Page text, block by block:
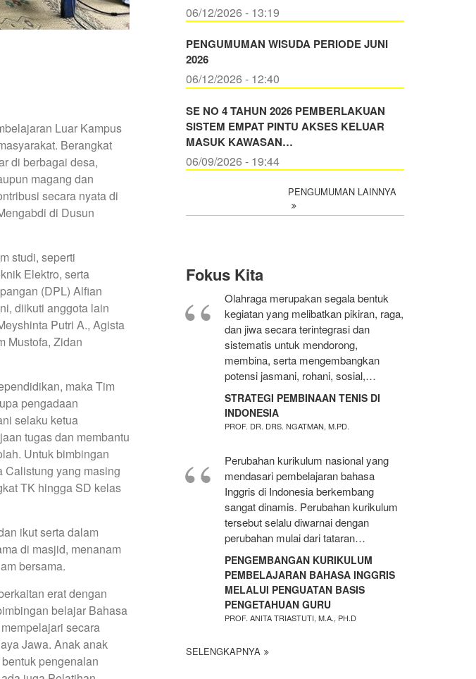
Luar Kampus
Berangkat
di berbagai desa,
magang dan
secara nyata di
di Dusun
studi, seperti
Elektro, serta
(DPL) Alfian
diikuti anggota lain
Putri A., Agista
Mustofa, Zidan
maka Tim
pengadaan
selaku ketua
tugas dan membantu
Untuk bimbingan
Calistung yang masing
TK hingga SD kelas
ikut serta dalam
di masjid, menanam
bersama.
erat dengan
belajar Bahasa
secara
Jawa. Anak anak
pengenalan
06/12/2026 - 13:19
PENGUMUMAN WISUDA PERIODE JUNI
2026
06/12/2026 - 12:40
SE NO 4 TAHUN 2026 PEMBERLAKUAN
SISTEM EMPAT PINTU AKSES KELUAR
MASUK KAWASAN…
06/09/2026 - 19:44
PENGUMUMAN LAINNYA
Fokus Kita
Olahraga merupakan segala bentuk
kegiatan yang melibatkan pikiran, raga,
dan jiwa secara terintegrasi dan
sistematis untuk mendorong,
membina, serta mengembangkan
potensi jasmani, rohani, sosial,…
STRATEGI PEMBINAAN TENIS DI
INDONESIA
PROF. DR. DRS. NGATMAN, M.PD.
Perubahan kurikulum nasional yang
mendasari pembelajaran bahasa
Inggris di Indonesia berkembang
sangat dinamis. Perubahan kurikulum
tersebut selalu diwarnai dengan
perubahan mulai dari tataran…
PENGEMBANGAN KURIKULUM
PEMBELAJARAN BAHASA INGGRIS
MELALUI PENGUATAN BASIS
PENGETAHUAN GURU
PROF. ANITA TRIASTUTI, M.A., PH.D
SELENGKAPNYA